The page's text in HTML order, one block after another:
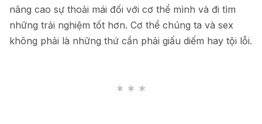
nâng cao sự thoải mái đối với cơ thể mình và đi tìm
những trải nghiệm tốt hơn. Cơ thể chúng ta và sex
không phải là những thứ cần phải giấu diếm hay tội lỗi.